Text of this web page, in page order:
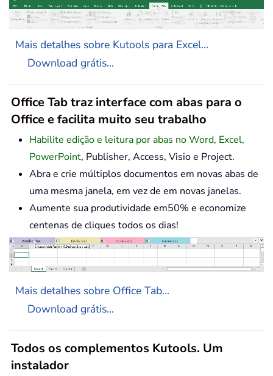
Mais detalhes sobre Kutools para Excel...
Download grátis...
Office Tab traz interface com abas para o
Office e facilita muito seu trabalho
Habilite edição e leitura por abas no Word, Excel,
PowerPoint, Publisher, Access, Visio e Project.
Abra e crie múltiplos documentos em novas abas de
uma mesma janela, em vez de em novas janelas.
Aumente sua produtividade em50% e economize
centenas de cliques todos os dias!
Mais detalhes sobre Office Tab...
Download grátis...
Todos os complementos Kutools. Um
instalador